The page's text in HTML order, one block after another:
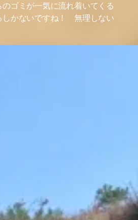
ゴミが一気に流れ着いてくる
しかないですね！ 無理しない